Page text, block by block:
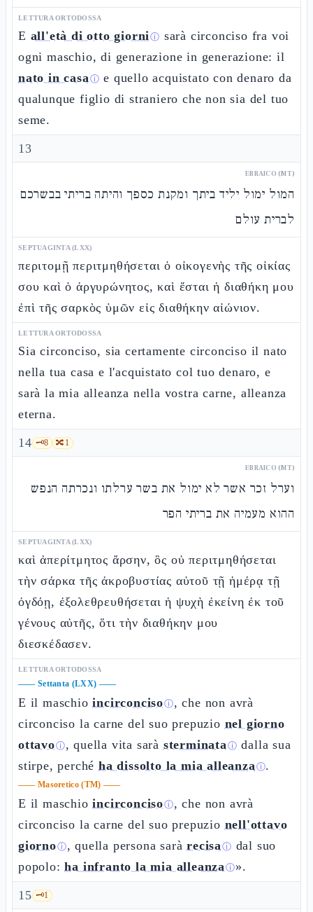
LETTURA ORTODOSSA
E all'età di otto giorniⓘ sarà circonciso fra voi
ogni maschio, di generazione in generazione: il
nato in casaⓘ e quello acquistato con denaro da
qualunque figlio di straniero che non sia del tuo
seme.
13
EBRAICO (MT)
המול ימול יליד ביתך ומקנת כספך והיתה בריתי בבשרכם
לברית עולם
SEPTUAGINTA (LXX)
περιτομῇ περιτμηθήσεται ὁ οἰκογενὴς τῆς οἰκίας
σου καὶ ὁ ἀργυρώνητος, καὶ ἔσται ἡ διαθήκη μου
ἐπὶ τῆς σαρκὸς ὑμῶν εἰς διαθήκην αἰώνιον.
LETTURA ORTODOSSA
Sia circonciso, sia certamente circonciso il nato
nella tua casa e l'acquistato col tuo denaro, e
sarà la mia alleanza nella vostra carne, alleanza
eterna.
14 🗝️8 🔀1
EBRAICO (MT)
וערל זכר אשר לא ימול את בשר ערלתו ונכרתה הנפש
ההוא מעמיה את בריתי הפר
SEPTUAGINTA (LXX)
καὶ ἀπερίτμητος ἄρσην, ὃς οὐ περιτμηθήσεται
τὴν σάρκα τῆς ἀκροβυστίας αὐτοῦ τῇ ἡμέρᾳ τῇ
ὀγδόῃ, ἐξολεθρευθήσεται ἡ ψυχὴ ἐκείνη ἐκ τοῦ
γένους αὐτῆς, ὅτι τὴν διαθήκην μου
διεσκέδασεν.
LETTURA ORTODOSSA
—— Settanta (LXX) ——
E il maschioincirconcisoⓘ, che non avrà
circonciso la carne del suo prepuzio nel giorno
ottavoⓘ, quella vita sarà sterminataⓘ dalla sua
stirpe, perchéha dissolto la mia alleanzaⓘ.
—— Masoretico (TM) ——
E il maschioincirconcisoⓘ, che non avrà
circonciso la carne del suo prepuzio nell'ottavo
giornoⓘ, quella persona saràrecisaⓘ dal suo
popolo:ha infranto la mia alleanzaⓘ».
15 🗝️1